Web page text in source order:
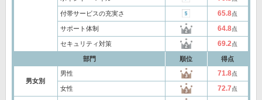
付帯サービスの充実さ 65.8点
サポート体制 64.8点
セキュリティ対策 69.2点
部門 順位 得点
男女別
男性 71.8点
女性 72.7点